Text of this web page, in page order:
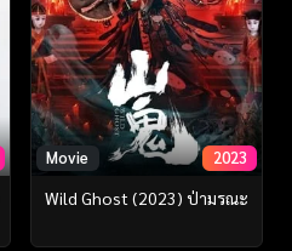
Movie 2023
Wild Ghost (2023) ป่ามรณะ